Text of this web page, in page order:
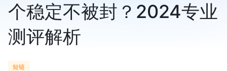
个稳定不被封？2024专业
测评解析
短链